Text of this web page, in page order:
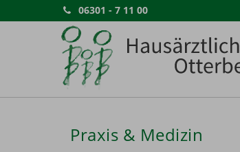
06301 - 7 11 00
Praxis & Medizin